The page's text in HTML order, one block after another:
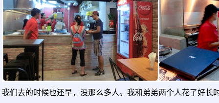
我们去的时候也还早，没那么多人。我和弟弟两个人花了好长